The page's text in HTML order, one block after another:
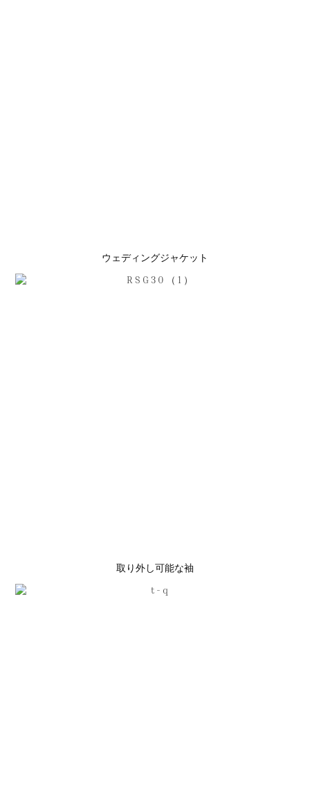
ウェディングジャケット
取り外し可能な袖